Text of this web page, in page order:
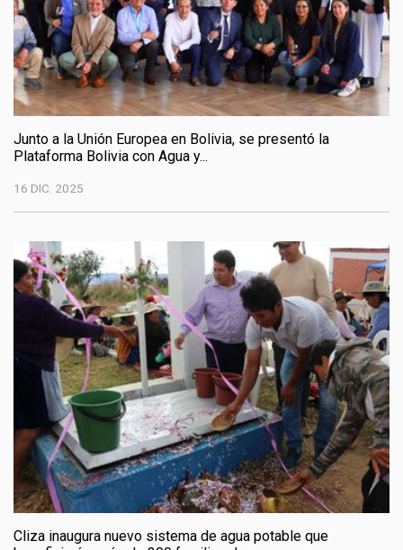
Junto a la Unión Europea en Bolivia, se presentó la
Plataforma Bolivia con Agua y...
16 DIC. 2025
Cliza inaugura nuevo sistema de agua potable que